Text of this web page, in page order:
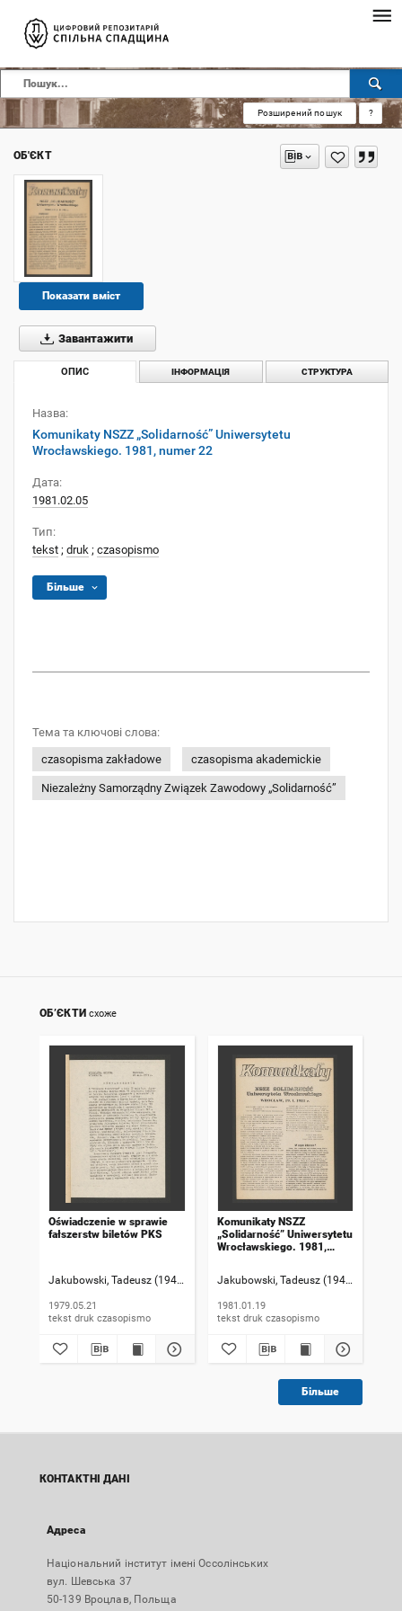
Розширений пошук ?
ОБ'ЄКТ
Показати вміст
Завантажити
ОПИС ІНФОРМАЦІЯ СТРУКТУРА
Назва:
Komunikaty NSZZ „Solidarność” Uniwersytetu
Wrocławskiego. 1981, numer 22
Дата:
1981.02.05
Тип:
tekst ; druk ; czasopismo
Більше
Тема та ключові слова:
czasopisma zakładowe
czasopisma akademickie
Niezależny Samorządny Związek Zawodowy „Solidarność”
ОБ’ЄКТИ схоже
Oświadczenie w sprawie
fałszerstw biletów PKS
Jakubowski, Tadeusz (1947-). Rzecznik informacji
1979.05.21
tekst druk czasopismo
Komunikaty NSZZ
„Solidarność” Uniwersytetu
Wrocławskiego. 1981,
Jakubowski, Tadeusz (1947-).
1981.01.19
tekst druk czasopismo
Більше
КОНТАКТНІ ДАНІ
Адреса
Національний інститут імені Оссолінських
вул. Шевська 37
50-139 Вроцлав, Польща